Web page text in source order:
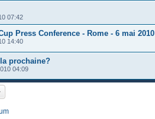
07:42
Press Conference - Rome - 6 mai 2010
14:40
prochaine?
04:09